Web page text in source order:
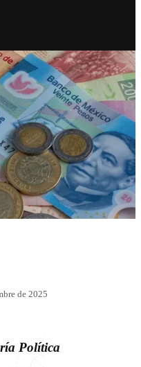
laboral:
jornadas
de 2025
Política